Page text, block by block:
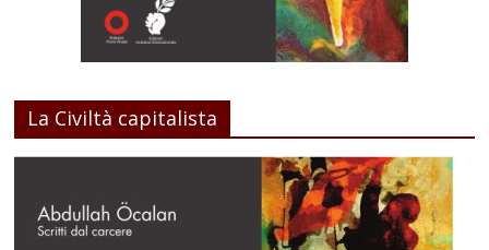
La Civiltà capitalista